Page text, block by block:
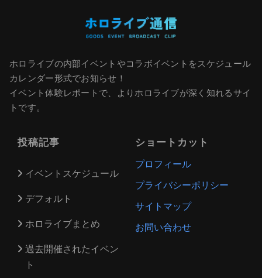
ホロライブの内部イベントやコラボイベントをスケジュール
カレンダー形式でお知らせ！
イベント体験レポートで、よりホロライブが深く知れるサイ
トです。
投稿記事
イベントスケジュール
デフォルト
ホロライブまとめ
過去開催されたイベン
ト
ショートカット
プロフィール
プライバシーポリシー
サイトマップ
お問い合わせ